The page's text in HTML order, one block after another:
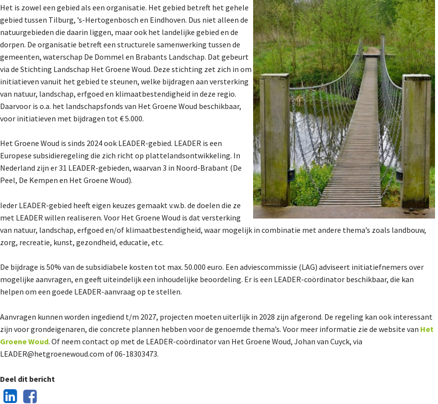
Het is zowel een gebied als een organisatie. Het gebied betreft het gehele
gebied tussen Tilburg, ’s-Hertogenbosch en Eindhoven. Dus niet alleen de
natuurgebieden die daarin liggen, maar ook het landelijke gebied en de
dorpen. De organisatie betreft een structurele samenwerking tussen de
gemeenten, waterschap De Dommel en Brabants Landschap. Dat gebeurt
via de Stichting Landschap Het Groene Woud. Deze stichting zet zich in om
initiatieven vanuit het gebied te steunen, welke bijdragen aan versterking
van natuur, landschap, erfgoed en klimaatbestendigheid in deze regio.
Daarvoor is o.a. het landschapsfonds van Het Groene Woud beschikbaar,
voor initiatieven met bijdragen tot € 5.000.
Het Groene Woud is sinds 2024 ook LEADER-gebied. LEADER is een
Europese subsidieregeling die zich richt op plattelandsontwikkeling. In
Nederland zijn er 31 LEADER-gebieden, waarvan 3 in Noord-Brabant (De
Peel, De Kempen en Het Groene Woud).
Ieder LEADER-gebied heeft eigen keuzes gemaakt v.w.b. de doelen die ze
met LEADER willen realiseren. Voor Het Groene Woud is dat versterking
van natuur, landschap, erfgoed en/of klimaatbestendigheid, waar mogelijk in combinatie met andere thema’s zoals landbouw,
zorg, recreatie, kunst, gezondheid, educatie, etc.
De bijdrage is 50% van de subsidiabele kosten tot max. 50.000 euro. Een adviescommissie (LAG) adviseert initiatiefnemers over
mogelijke aanvragen, en geeft uiteindelijk een inhoudelijke beoordeling. Er is een LEADER-coördinator beschikbaar, die kan
helpen om een goede LEADER-aanvraag op te stellen.
Aanvragen kunnen worden ingediend t/m 2027, projecten moeten uiterlijk in 2028 zijn afgerond. De regeling kan ook interessant
zijn voor grondeigenaren, die concrete plannen hebben voor de genoemde thema’s. Voor meer informatie zie de website van Het
Groene Woud. Of neem contact op met de LEADER-coördinator van Het Groene Woud, Johan van Cuyck, via
LEADER@hetgroenewoud.com of 06-18303473.
Deel dit bericht